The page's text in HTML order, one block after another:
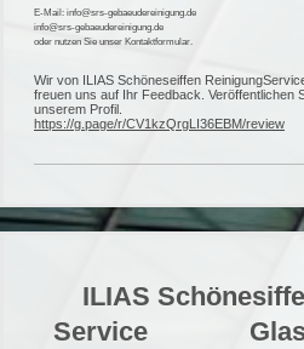
E-Mail: info@srs-gebaeudereinigung.de
info@srs-gebaeudereinigung.de
oder nutzen Sie unser Kontaktformular.
Wir von ILIAS Schöneseiffen
freuen uns auf Ihr Feedback. Veröffentlichen
unserem Profil.
https://g.page/r/CV1kzQrgLI36EBM/review
ILIAS
Service Glas-